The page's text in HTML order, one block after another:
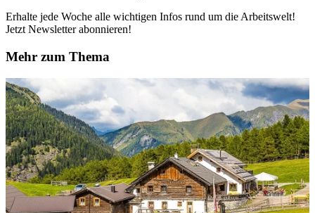
Erhalte jede Woche alle wichtigen Infos rund um die Arbeitswelt!
Jetzt Newsletter abonnieren!
Mehr zum Thema